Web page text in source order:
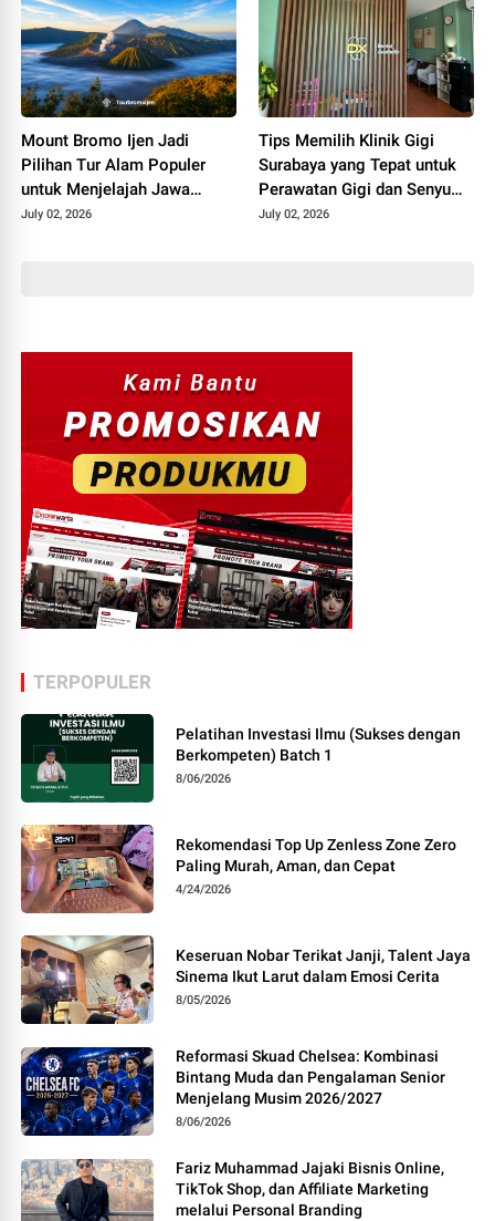
Mount Bromo Ijen Jadi
Pilihan Tur Alam Populer
untuk Menjelajah Jawa
Timur
July 02, 2026
Tips Memilih Klinik Gigi
Surabaya yang Tepat untuk
Perawatan Gigi dan Senyum
Lebih Percaya Diri
July 02, 2026
TERPOPULER
Pelatihan Investasi Ilmu (Sukses dengan
Berkompeten) Batch 1
8/06/2026
Rekomendasi Top Up Zenless Zone Zero
Paling Murah, Aman, dan Cepat
4/24/2026
Keseruan Nobar Terikat Janji, Talent Jaya
Sinema Ikut Larut dalam Emosi Cerita
8/05/2026
Reformasi Skuad Chelsea: Kombinasi
Bintang Muda dan Pengalaman Senior
Menjelang Musim 2026/2027
8/06/2026
Fariz Muhammad Jajaki Bisnis Online,
TikTok Shop, dan Affiliate Marketing
melalui Personal Branding